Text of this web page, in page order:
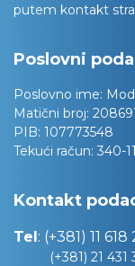
putem kontakt
Poslovni
Poslovno ime:
Matični broj:
PIB: 107773548
Tekući račun: 340-
Kontakt
Tel: (+381) 11
(+381) 21 431